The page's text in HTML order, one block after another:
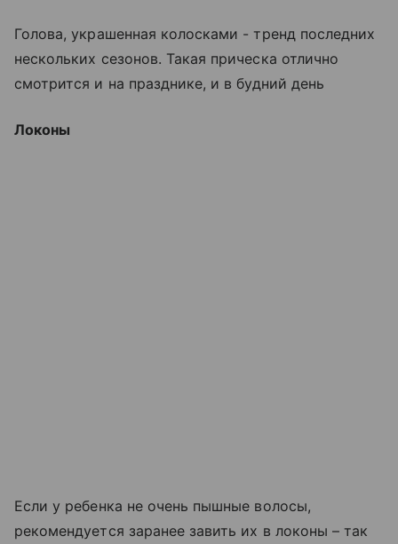
Голова, украшенная колосками - тренд последних
нескольких сезонов. Такая прическа отлично
смотрится и на празднике, и в будний день
Локоны
Если у ребенка не очень пышные волосы,
рекомендуется заранее завить их в локоны – так